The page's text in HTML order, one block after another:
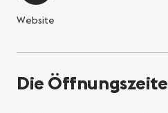
Website
Die